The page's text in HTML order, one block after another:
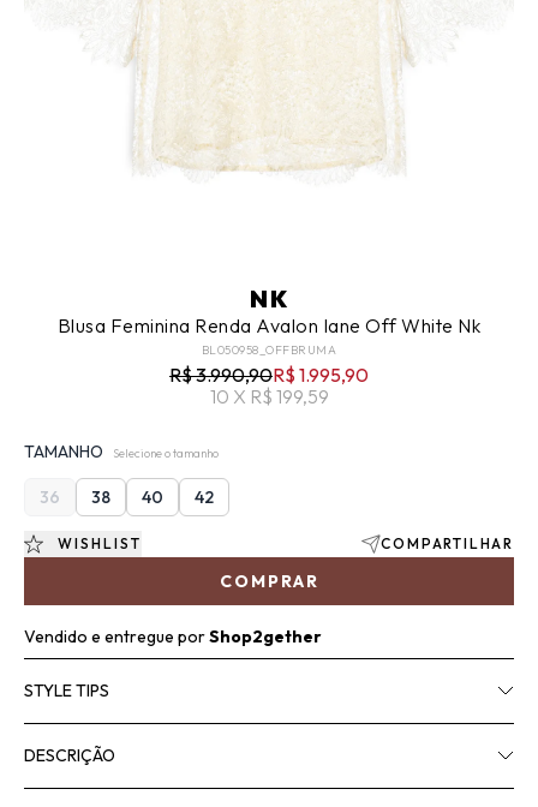
NK
Blusa Feminina Renda Avalon Iane Off White Nk
BL050958_OFFBRUMA
R$ 3.990,90R$ 1.995,90
10 X R$ 199,59
TAMANHO Selecione o tamanho
36 38 40 42
COMPRAR
WISHLIST COMPARTILHAR
Vendido e entregue porShop2gether
STYLE TIPS
DESCRIÇÃO